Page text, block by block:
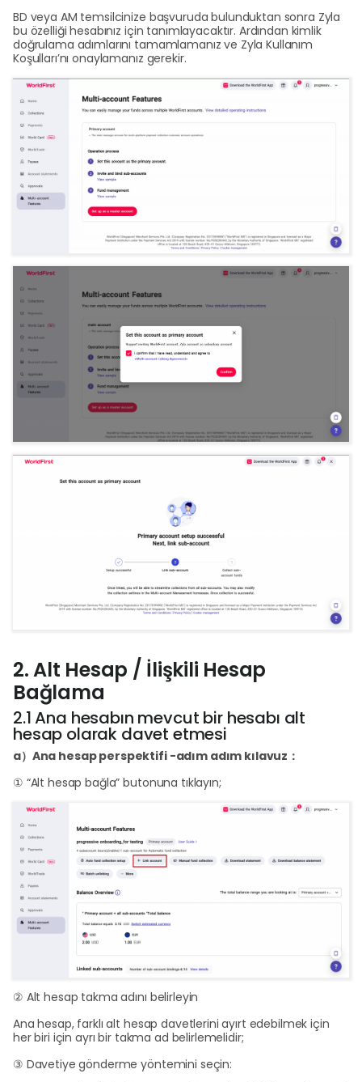
BD veya AM temsilcinize başvuruda bulunduktan sonra Zyla
bu özelliği hesabınız için tanımlayacaktır. Ardından kimlik
doğrulama adımlarını tamamlamanız ve Zyla Kullanım
Koşulları’nı onaylamanız gerekir.
2. Alt Hesap / İlişkili Hesap
Bağlama
2.1 Ana hesabın mevcut bir hesabı alt
hesap olarak davet etmesi
a）Ana hesap perspektifi -adım adım kılavuz：
① “Alt hesap bağla” butonuna tıklayın;
② Alt hesap takma adını belirleyin
Ana hesap, farklı alt hesap davetlerini ayırt edebilmek için
her biri için ayrı bir takma ad belirlemelidir;
③ Davetiye gönderme yöntemini seçin: